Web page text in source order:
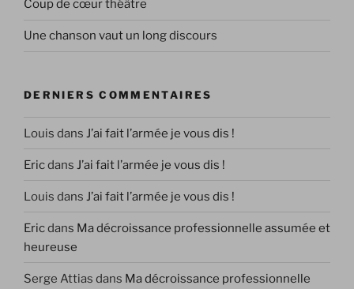
Coup de cœur théâtre
Une chanson vaut un long discours
DERNIERS COMMENTAIRES
Louis dans J’ai fait l’armée je vous dis !
Ericdans J’ai fait l’armée je vous dis !
Louis dans J’ai fait l’armée je vous dis !
Ericdans Ma décroissance professionnelle assumée et
heureuse
Serge Attias dans Ma décroissance professionnelle